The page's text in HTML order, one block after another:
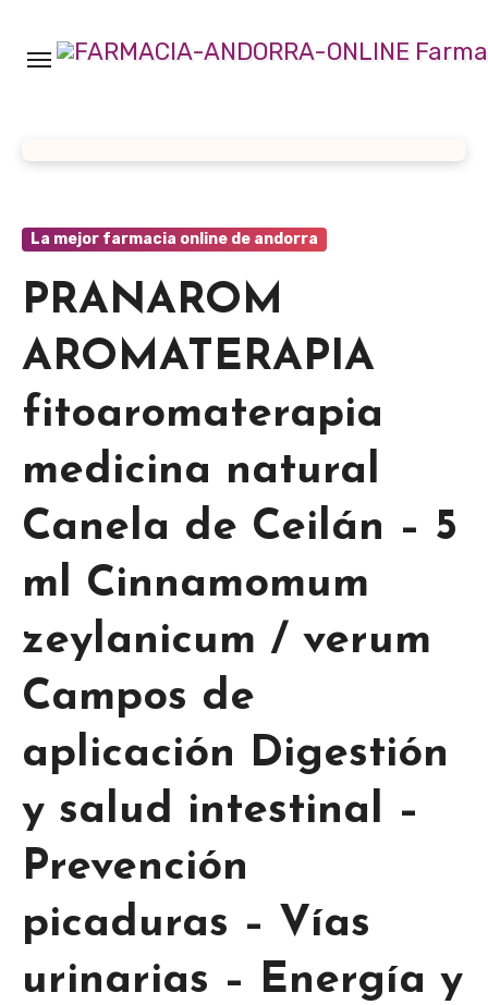
contenido
La mejor farmacia online de andorra
PRANAROM
AROMATERAPIA
fitoaromaterapia
medicina natural
Canela de Ceilán – 5
ml Cinnamomum
zeylanicum / verum
Campos de
aplicación Digestión
y salud intestinal – ​
Prevención
picaduras – Vías
urinarias – Energía y